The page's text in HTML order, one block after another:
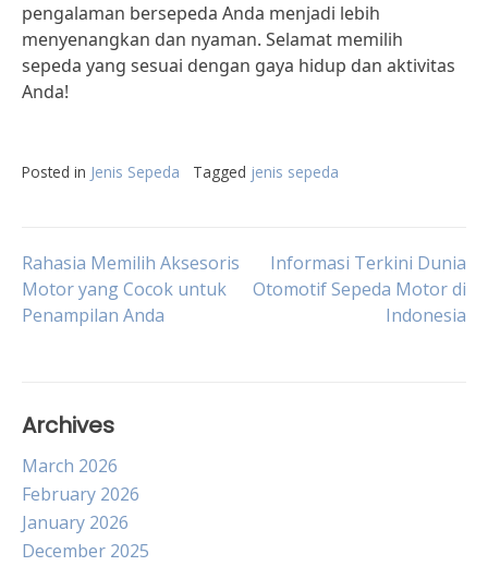
pengalaman bersepeda Anda menjadi lebih
menyenangkan dan nyaman. Selamat memilih
sepeda yang sesuai dengan gaya hidup dan aktivitas
Anda!
Posted in Jenis Sepeda Tagged jenis sepeda
Post
navigation
Rahasia Memilih Aksesoris
Motor yang Cocok untuk
Penampilan Anda
Informasi Terkini Dunia
Otomotif Sepeda Motor di
Indonesia
Archives
March 2026
February 2026
January 2026
December 2025